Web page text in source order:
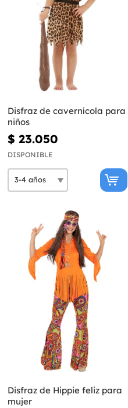
Disfraz de cavernícola para
niños
$ 23.050
DISPONIBLE
Disfraz de Hippie feliz para
mujer